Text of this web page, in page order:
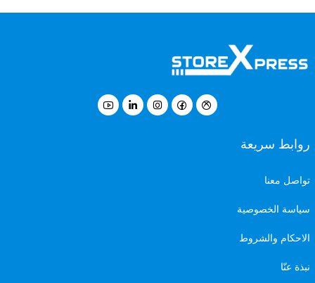
روابط سريعة
تواصل معنا
سياسة الخصوصية
الاحكام والشروط
نبذة عنّا